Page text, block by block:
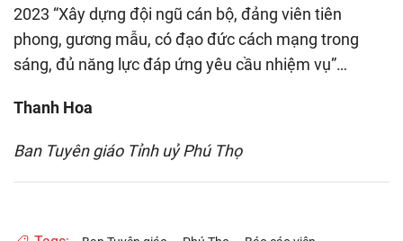
2023 “Xây dựng đội ngũ cán bộ, đảng viên tiên
phong, gương mẫu, có đạo đức cách mạng trong
sáng, đủ năng lực đáp ứng yêu cầu nhiệm vụ”…
Thanh Hoa
Ban Tuyên giáo Tỉnh uỷ Phú Thọ